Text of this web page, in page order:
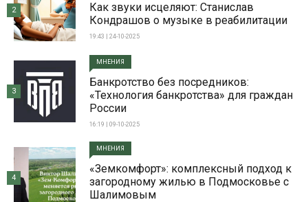
Как звуки исцеляют: Станислав
Кондрашов о музыке в реабилитации
19:43 | 24-10-2025
2
МНЕНИЯ
Банкротство без посредников:
«Технология банкротства» для граждан
России
16:19 | 09-10-2025
3
МНЕНИЯ
«Земкомфорт»: комплексный подход к
загородному жилью в Подмосковье с
Шалимовым
4